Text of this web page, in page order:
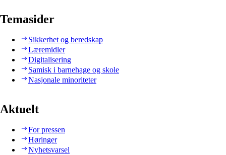
Temasider
Sikkerhet og beredskap
Læremidler
Digitalisering
Samisk i barnehage og skole
Nasjonale minoriteter
Aktuelt
For pressen
Høringer
Nyhetsvarsel